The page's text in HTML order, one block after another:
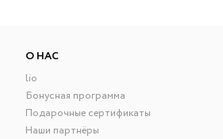
О НАС
lio
Бонусная программа
Подарочные сертификаты
Наши партнёры